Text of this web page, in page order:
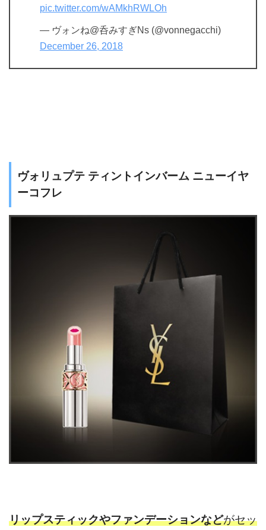
pic.twitter.com/wAMkhRWLOh
— ヴォンね@呑みすぎNs (@vonnegacchi)
December 26, 2018
ヴォリュプテ ティントインバーム ニューイヤ
ーコフレ
リップスティックやファンデーションなどがセッ